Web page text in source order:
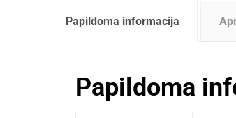
Papildoma informacija
Papildoma